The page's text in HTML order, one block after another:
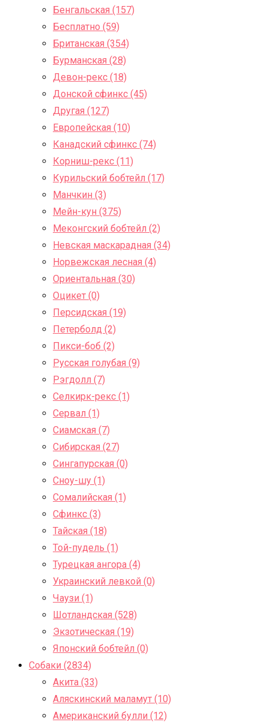
Бенгальская (157)
Бесплатно (59)
Британская (354)
Бурманская (28)
Девон-рекс (18)
Донской сфинкс (45)
Другая (127)
Европейская (10)
Канадский сфинкс (74)
Корниш-рекс (11)
Курильский бобтейл (17)
Манчкин (3)
Мейн-кун (375)
Меконгский бобтейл (2)
Невская маскарадная (34)
Норвежская лесная (4)
Ориентальная (30)
Оцикет (0)
Персидская (19)
Петерболд (2)
Пикси-боб (2)
Русская голубая (9)
Рэгдолл (7)
Селкирк-рекс (1)
Сервал (1)
Сиамская (7)
Сибирская (27)
Сингапурская (0)
Сноу-шу (1)
Сомалийская (1)
Сфинкс (3)
Тайская (18)
Той-пудель (1)
Турецкая ангора (4)
Украинский левкой (0)
Чаузи (1)
Шотландская (528)
Экзотическая (19)
Японский бобтейл (0)
Собаки (2834)
Акита (33)
Аляскинский маламут (10)
Американский булли (12)